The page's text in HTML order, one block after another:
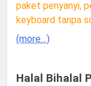
paket penyanyi,
keyboard tanpa
(more…)
Halal Bihalal